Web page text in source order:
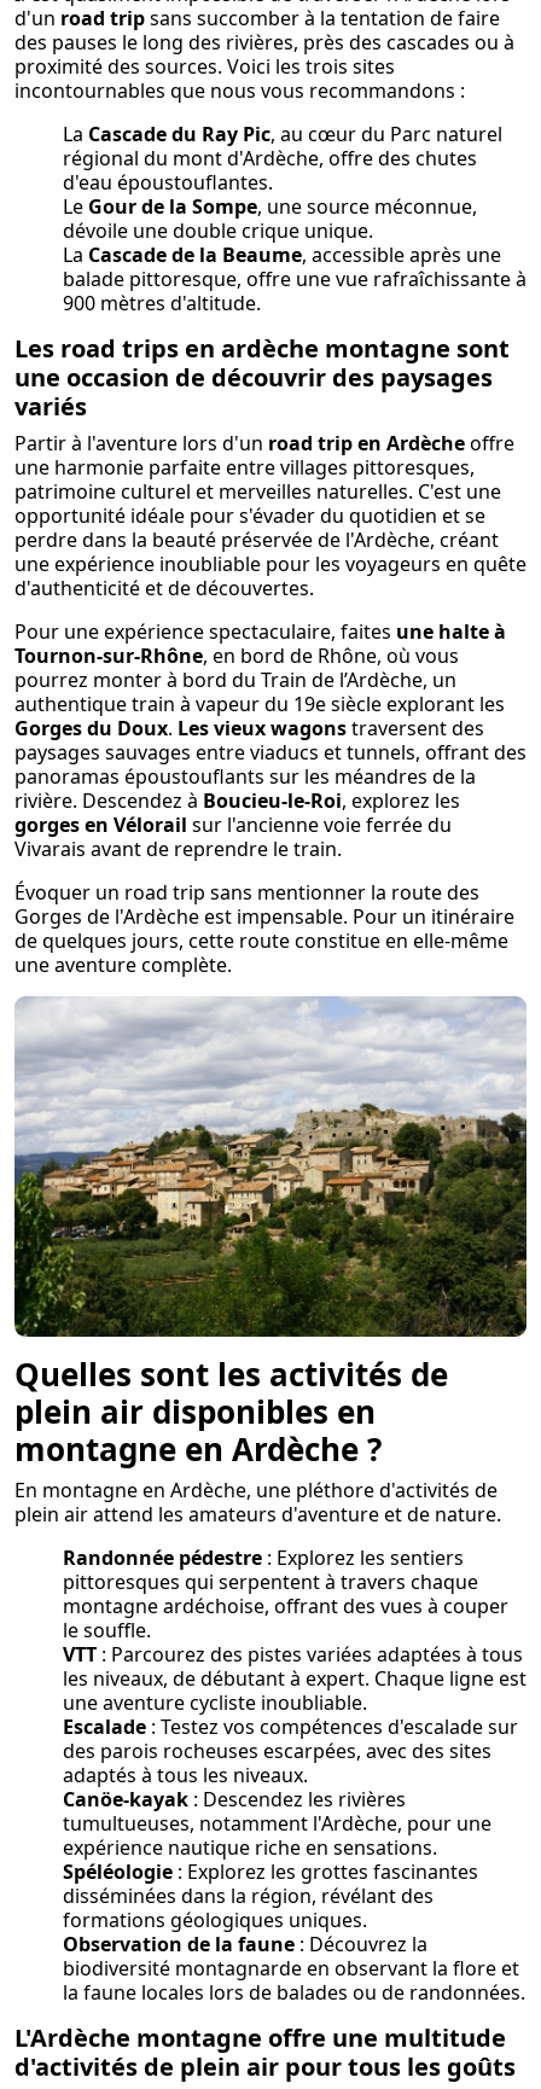
d'un road tripsans succomber à la tentation de faire
des pauses le long des rivières, près des cascades ou à
proximité des sources. Voici les trois sites
incontournables que nous vous recommandons :
La Cascade du Ray Pic, au cœur du Parc naturel
régional du mont d'Ardèche, offre des chutes
d'eau époustouflantes.
Le Gour de la Sompe, une source méconnue,
dévoile une double crique unique.
La Cascade de la Beaume, accessible après une
balade pittoresque, offre une vue rafraîchissante à
900 mètres d'altitude.
Les road trips en ardèche montagne sont
une occasion de découvrir des paysages
variés
Partir à l'aventure lors d'un road trip en Ardècheoffre
une harmonie parfaite entre villages pittoresques,
patrimoine culturel et merveilles naturelles. C'est une
opportunité idéale pour s'évader du quotidien et se
perdre dans la beauté préservée de l'Ardèche, créant
une expérience inoubliable pour les voyageurs en quête
d'authenticité et de découvertes.
Pour une expérience spectaculaire, faites une halte à
Tournon-sur-Rhône, en bord de Rhône, où vous
pourrez monter à bord du Train de l’Ardèche, un
authentique train à vapeur du 19e siècle explorant les
Gorges du Doux. Les vieux wagonstraversent des
paysages sauvages entre viaducs et tunnels, offrant des
panoramas époustouflants sur les méandres de la
rivière. Descendez à Boucieu-le-Roi, explorez les
gorges en Vélorail sur l'ancienne voie ferrée du
Vivarais avant de reprendre le train.
Évoquer un road trip sans mentionner la route des
Gorges de l'Ardèche est impensable. Pour un itinéraire
de quelques jours, cette route constitue en elle-même
une aventure complète.
Quelles sont les activités de
plein air disponibles en
montagne en Ardèche ?
En montagne en Ardèche, une pléthore d'activités de
plein air attend les amateurs d'aventure et de nature.
Randonnée pédestre : Explorez les sentiers
pittoresques qui serpentent à travers chaque
montagne ardéchoise, offrant des vues à couper
le souffle.
VTT : Parcourez des pistes variées adaptées à tous
les niveaux, de débutant à expert. Chaque ligne est
une aventure cycliste inoubliable.
Escalade : Testez vos compétences d'escalade sur
des parois rocheuses escarpées, avec des sites
adaptés à tous les niveaux.
Canöe-kayak : Descendez les rivières
tumultueuses, notamment l'Ardèche, pour une
expérience nautique riche en sensations.
Spéléologie : Explorez les grottes fascinantes
disséminées dans la région, révélant des
formations géologiques uniques.
Observation de la faune : Découvrez la
biodiversité montagnarde en observant la flore et
la faune locales lors de balades ou de randonnées.
L'Ardèche montagne offre une multitude
d'activités de plein air pour tous les goûts